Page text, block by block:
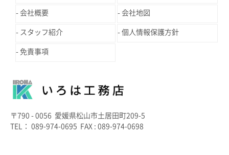
会社概要 会社地図
スタッフ紹介 個人情報保護方針
免責事項
〒790 - 0056 愛媛県松山市土居田町209-5
TEL： 089-974-0695 FAX : 089-974-0698